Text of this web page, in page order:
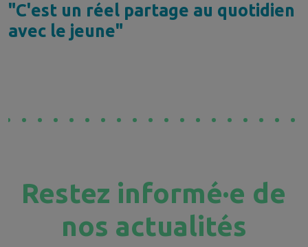
"C'est un réel partage au quotidien
avec le jeune"
Restez informé·e de
nos actualités